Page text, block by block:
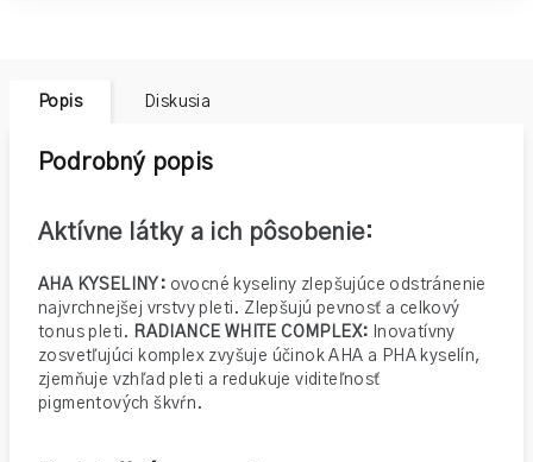
Popis Diskusia
Podrobný popis
Aktívne látky a ich pôsobenie:
AHA KYSELINY: ovocné kyseliny zlepšujúce odstránenie
najvrchnejšej vrstvy pleti. Zlepšujú pevnosť a celkový
tonus pleti. RADIANCE WHITE COMPLEX: Inovatívny
zosvetľujúci komplex zvyšuje účinok AHA a PHA kyselín,
zjemňuje vzhľad pleti a redukuje viditeľnosť
pigmentových škvŕn.